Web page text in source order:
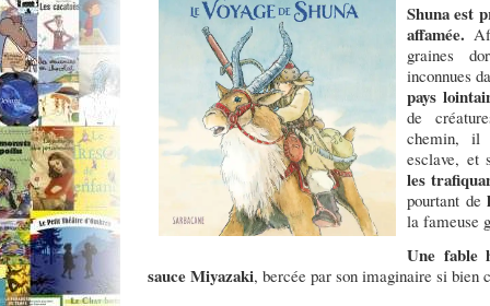
Shuna est
affamée.
graines
inconnues
pays
de
chemin, il
esclave,
les
pourtant de
la fameuse
Une fable
sauce Miyazaki, bercée par son imaginaire si bien